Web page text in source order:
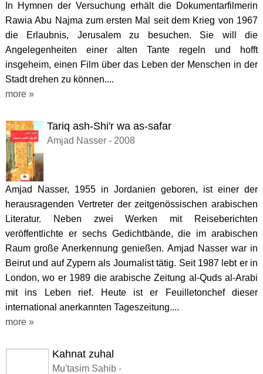
In Hymnen der Versuchung erhält die Dokumentarfilmerin
Rawia Abu Najma zum ersten Mal seit dem Krieg von 1967
die Erlaubnis, Jerusalem zu besuchen. Sie will die
Angelegenheiten einer alten Tante regeln und hofft
insgeheim, einen Film über das Leben der Menschen in der
Stadt drehen zu können....
more »
Tariq ash-Shi'r wa as-safar
Amjad Nasser - 2008
Amjad Nasser, 1955 in Jordanien geboren, ist einer der
herausragenden Vertreter der zeitgenössischen arabischen
Literatur. Neben zwei Werken mit Reiseberichten
veröffentlichte er sechs Gedichtbände, die im arabischen
Raum große Anerkennung genießen. Amjad Nasser war in
Beirut und auf Zypern als Journalist tätig. Seit 1987 lebt er in
London, wo er 1989 die arabische Zeitung al-Quds al-Arabi
mit ins Leben rief. Heute ist er Feuilletonchef dieser
international anerkannten Tageszeitung....
more »
Kahnat zuhal
Mu'tasim Sahib -